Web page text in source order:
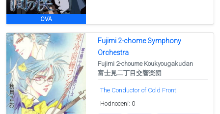
OVA
Fujimi 2-chome Symphony
Orchestra
Fujimi 2-choume Koukyougakudan
富士見二丁目交響楽団
The Conductor of Cold Front
Hodnocení: 0